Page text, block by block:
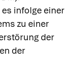
infolge einer
zu einer
der
der